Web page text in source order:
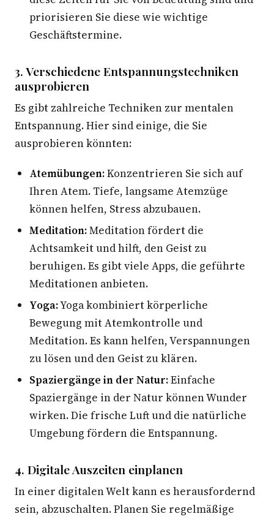
priorisieren Sie diese wie wichtige
Geschäftstermine.
3. Verschiedene Entspannungstechniken
ausprobieren
Es gibt zahlreiche Techniken zur mentalen
Entspannung. Hier sind einige, die Sie
ausprobieren könnten:
Atemübungen:Konzentrieren Sie sich auf
Ihren Atem. Tiefe, langsame Atemzüge
können helfen, Stress abzubauen.
Meditation:Meditation fördert die
Achtsamkeit und hilft, den Geist zu
beruhigen. Es gibt viele Apps, die geführte
Meditationen anbieten.
Yoga:Yoga kombiniert körperliche
Bewegung mit Atemkontrolle und
Meditation. Es kann helfen, Verspannungen
zu lösen und den Geist zu klären.
Spaziergänge in der Natur:Einfache
Spaziergänge in der Natur können Wunder
wirken. Die frische Luft und die natürliche
Umgebung fördern die Entspannung.
4. Digitale Auszeiten einplanen
In einer digitalen Welt kann es herausfordernd
sein, abzuschalten. Planen Sie regelmäßige